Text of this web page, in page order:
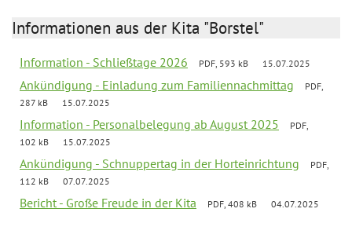
Informationen aus der Kita "Borstel"
Information - Schließtage 2026 PDF, 593 kB 15.07.2025
Ankündigung - Einladung zum Familiennachmittag
PDF,
287 kB
15.07.2025
Information - Personalbelegung ab August 2025
PDF,
102 kB
15.07.2025
Ankündigung - Schnuppertag in der Horteinrichtung
PDF,
112 kB
07.07.2025
Bericht - Große Freude in der Kita PDF, 408 kB 04.07.2025